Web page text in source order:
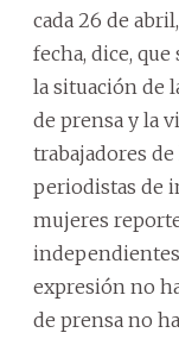
cada 26 de
fecha, dice,
la situación de
de prensa y la
trabajadores de
periodistas de
mujeres
expresión no
de prensa no